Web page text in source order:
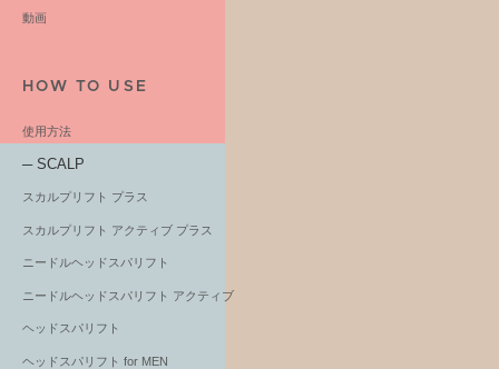
動画
HOW TO USE
使用方法
─ SCALP
スカルプリフト プラス
スカルプリフト アクティブ プラス
ニードルヘッドスパリフト
ニードルヘッドスパリフト アクティブ
ヘッドスパリフト
ヘッドスパリフト for MEN